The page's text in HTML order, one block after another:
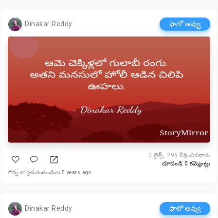
Dinakar Reddy ఫాలో అవ్వు
0 లైక్స్, 296 వీక్షించినవారు
చూడండి 0 కమ్మెంట్లు
కోట్స్ లో ప్రచురించబడింది 5 years ago
Dinakar Reddy ఫాలో అవ్వు